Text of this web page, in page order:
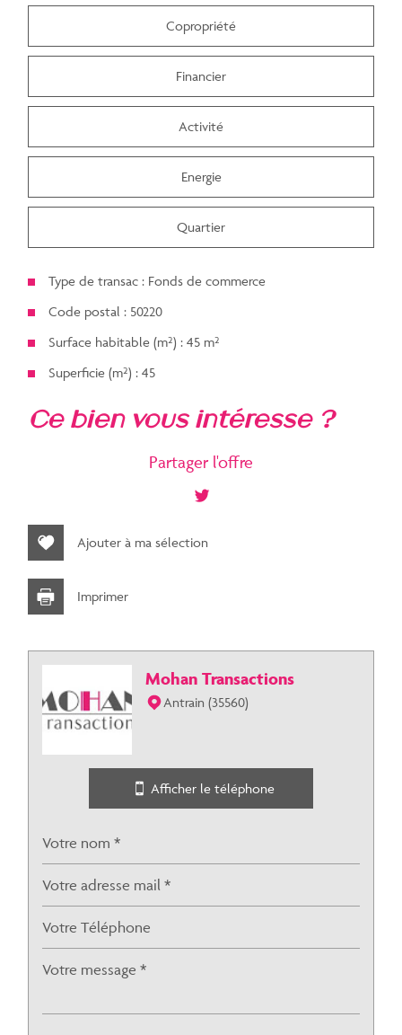
Copropriété
Financier
Activité
Energie
Quartier
Type de transac : Fonds de commerce
Code postal : 50220
Surface habitable (m²) : 45 m²
Superficie (m²) : 45
la ville de ducey-les-chéris
(50220)
−
Collège
École primaire
Enseignement supérieur
Bureau de poste
ce bien vous intéresse ?
Partager l'offre
Ajouter à ma sélection
Imprimer
Mohan Transactions
Antrain (35560)
Afficher le téléphone